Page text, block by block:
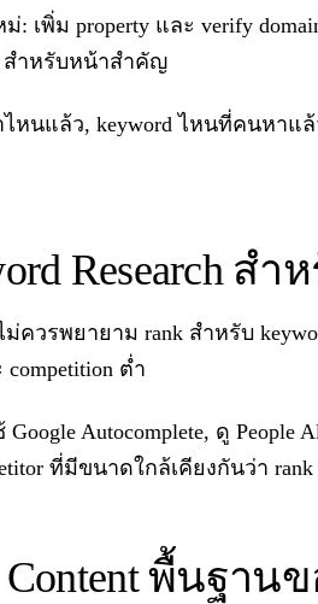
เพิ่ม property และ verify
สำหรับหน้าสำคัญ
ไหนแล้ว, keyword ไหนที่คนหาแ
Research สำ
ม่ควรพยายาม rank สำหรับ
ต่ำ
Autocomplete, ดู People
ที่มีขนาดใกล้เคียงกันว่า
พื้นฐานข